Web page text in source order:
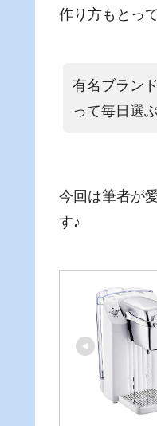
作り方もとっ
有名ブラン
って毎日選
今回は筆者が
す♪